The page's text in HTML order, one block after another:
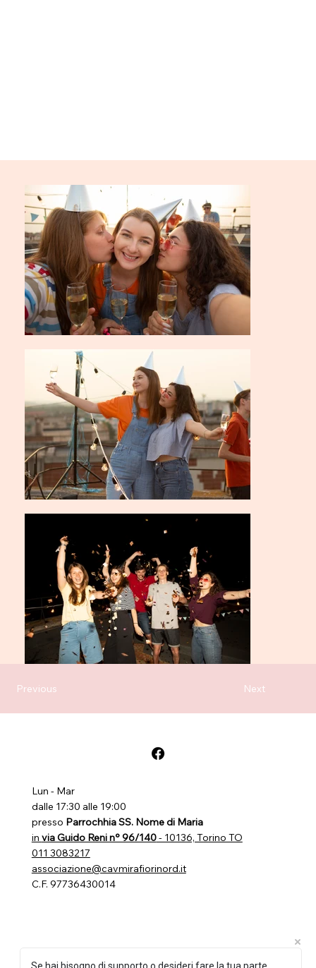
Next
Previous
Lun - Mar
dalle 17:30 alle 19:00
presso Parrochhia SS. Nome di Maria
in via Guido Reni n° 96/140- 10136, Torino TO
011 3083217
associazione@cavmirafiorinord.it
C.F. 97736430014